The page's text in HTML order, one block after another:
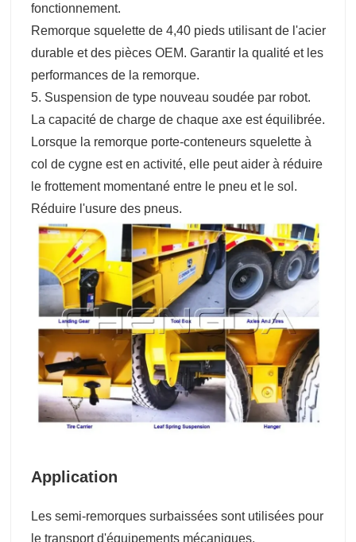
fonctionnement.
Remorque squelette de 4,40 pieds utilisant de l'acier
durable et des pièces OEM. Garantir la qualité et les
performances de la remorque.
5. Suspension de type nouveau soudée par robot.
La capacité de charge de chaque axe est équilibrée.
Lorsque la remorque porte-conteneurs squelette à
col de cygne est en activité, elle peut aider à réduire
le frottement momentané entre le pneu et le sol.
Réduire l'usure des pneus.
Application
Les semi-remorques surbaissées sont utilisées pour
le transport d'équipements mécaniques,